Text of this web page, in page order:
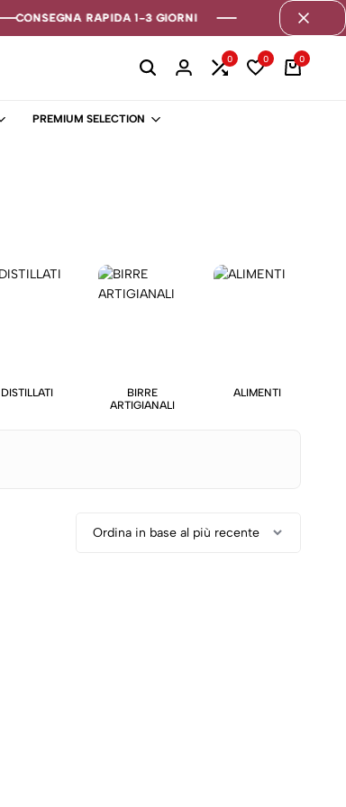
CONSEGNA RAPIDA 1-3 GIORNI
CONSEGNA RAPIDA 1-3 GIORNI
CONSEGNA RAPIDA 1-3 GIORNI
0 0 0
PREMIUM SELECTION
DISTILLATI
BIRRE
ARTIGIANALI
ALIMENTI